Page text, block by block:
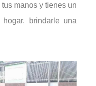
manos y tienes un
brindarle una